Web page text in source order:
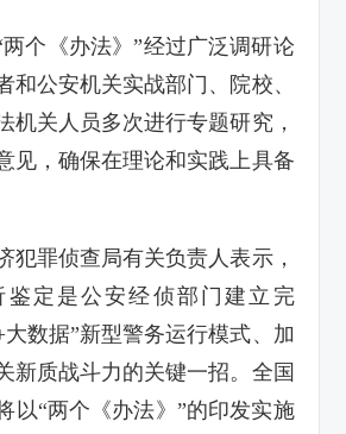
个《办法》”经过广泛调研论
和公安机关实战部门、院校、
机关人员多次进行专题研究，
见，确保在理论和实践上具备
犯罪侦查局有关负责人表示，
鉴定是公安经侦部门建立完
数据”新型警务运行模式、加
新质战斗力的关键一招。全国
以“两个《办法》”的印发实施